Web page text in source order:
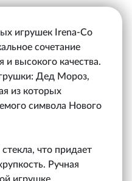
игрушек Irena-Co
сочетание
и высокого качества.
Дед Мороз,
из которых
символа Нового
что придает
Ручная